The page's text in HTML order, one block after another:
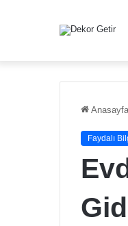
Anasayfa
Faydalı